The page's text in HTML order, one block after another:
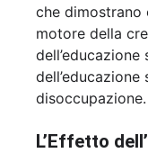
che dimostrano
motore della
disoccupazione.
L’Effetto